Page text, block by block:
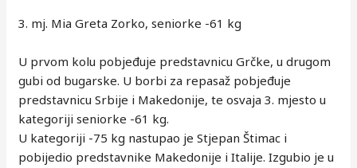
3. mj. Mia Greta Zorko, seniorke -61 kg
U prvom kolu pobjeđuje predstavnicu Grčke, u drugom
gubi od bugarske. U borbi za repasaž pobjeđuje
predstavnicu Srbije i Makedonije, te osvaja 3. mjesto u
kategoriji seniorke -61 kg.
U kategoriji -75 kg nastupao je Stjepan Štimac i
pobijedio predstavnike Makedonije i Italije. Izgubio je u